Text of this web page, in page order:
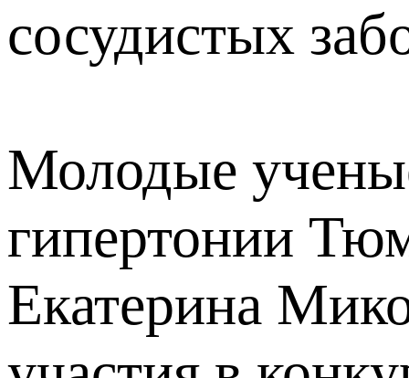
сосудистых
Молодые
гипертонии
Екатерина